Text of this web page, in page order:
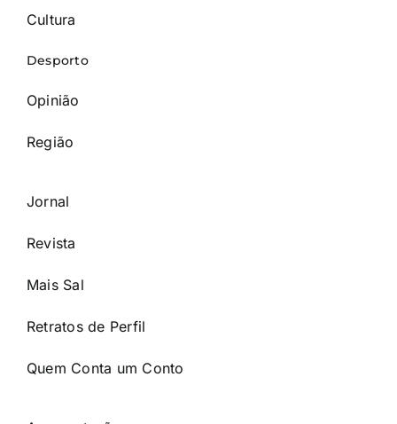
Cultura
Desporto
Opinião
Região
Jornal
Revista
Mais Sal
Retratos de Perfil
Quem Conta um Conto